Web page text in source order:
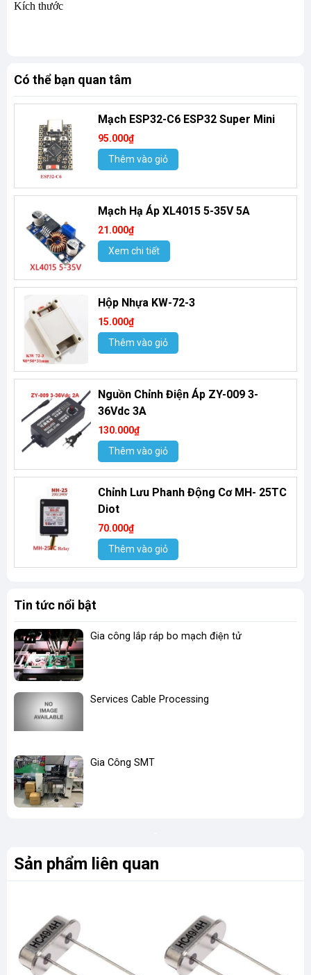
Kích thước
Có thể bạn quan tâm
Mạch ESP32-C6 ESP32 Super Mini
95.000₫
Thêm vào giỏ
Mạch Hạ Áp XL4015 5-35V 5A
21.000₫
Xem chi tiết
Hộp Nhựa KW-72-3
15.000₫
Thêm vào giỏ
Nguồn Chỉnh Điện Áp ZY-009 3-
36Vdc 3A
130.000₫
Thêm vào giỏ
Chỉnh Lưu Phanh Động Cơ MH- 25TC
Diot
70.000₫
Thêm vào giỏ
Tin tức nổi bật
Gia công lắp ráp bo mạch điện tử
Services Cable Processing
Gia Công SMT
Sản phẩm liên quan